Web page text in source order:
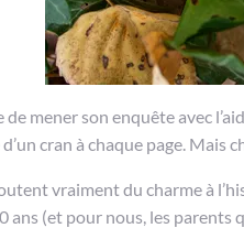
mener son enquête avec
cran à chaque page.
vraiment du charme à
ans (et pour nous, les